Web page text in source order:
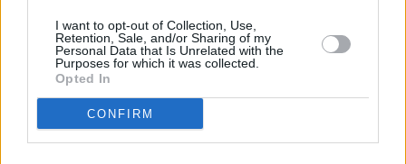
I want to opt-out of Collection, Use,
Retention, Sale, and/or Sharing of my
Personal Data that Is Unrelated with the
Purposes for which it was collected.
Opted In
CONFIRM